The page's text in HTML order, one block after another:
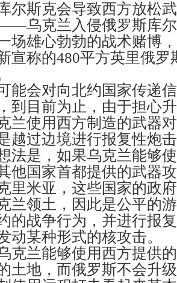
尔斯克会导致西方放松
乌克兰入侵俄罗斯库
场雄心勃勃的战术赌博
宣称的480平方英里俄罗
能会对向北约国家传递
到目前为止，由于担心
兰使用西方制造的武器
越过边境进行报复性炮
法是，如果乌克兰能够
他国家首都提供的武器
米亚，这些国家的政
兰领土，因此是公平的
的战争行为，并进行报
动某种形式的核攻击。
克兰能够使用西方提供
土地，而俄罗斯不会升